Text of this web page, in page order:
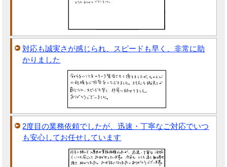
対応も誠実さが感じられ、スピードも早く、非常に助
かりました
2度目の業務依頼でしたが、迅速・丁寧なご対応でいつ
も安心してお任せしています